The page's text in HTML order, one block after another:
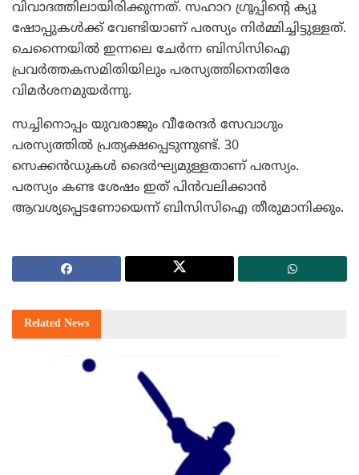
വിവാദത്തിലായിരിക്കുന്നത്. സഹാറ ഗ്രൂപ്പിന്റെ ക്യൂ
ഷോപ്പുകള്‍ക്ക് വേണ്ടിയാണ് പരസ്യം നിര്‍മ്മിച്ചിട്ടുള്ളത്.
ചെന്നൈയില്‍ ഇന്നലെ ചേര്‍ന്ന ബിസിസിഐ
പ്രവര്‍ത്തകസമിതിയിലും പരസ്യത്തിനെതിരേ
വിമര്‍ശനമുയര്‍ന്നു.
സച്ചിനൊപ്പം യുവരാജും വീരേന്ദര്‍ സേവാഗും
പരസ്യത്തില്‍ പ്രത്യക്ഷപ്പെടുന്നുണ്ട്. 30
സെക്കന്‍ഡുകള്‍ ദൈര്‍ഘ്യമുള്ളതാണ് പരസ്യം.
പരസ്യം കണ്ട ശേഷം ഇത് പിന്‍വലിക്കാന്‍
ആവശ്യപ്പെടണോയെന്ന് ബിസിസിഐ തീരുമാനിക്കും.
Related News